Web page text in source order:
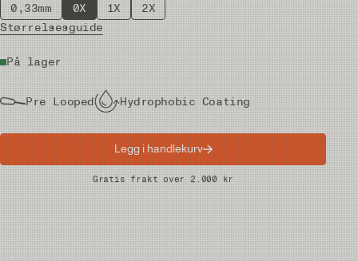
0,33mm 0X 1X
2X
Størrelsesguide
På lager
Pre Looped Hydrophobic Coating
Legg i handlekurv
Gratis frakt over 2.000 kr